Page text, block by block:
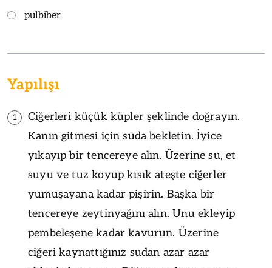
pulbiber
Yapılışı
1
Ciğerleri küçük küpler şeklinde doğrayın.
Kanın gitmesi için suda bekletin. İyice
yıkayıp bir tencereye alın. Üzerine su, et
suyu ve tuz koyup kısık ateşte ciğerler
yumuşayana kadar pişirin. Başka bir
tencereye zeytinyağını alın. Unu ekleyip
pembeleşene kadar kavurun. Üzerine
ciğeri kaynattığınız sudan azar azar